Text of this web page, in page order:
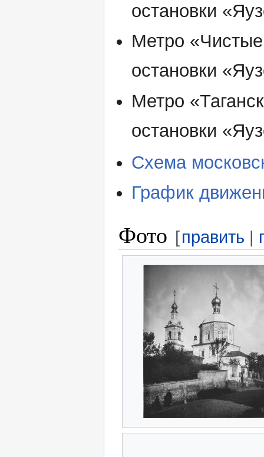
остановки
Метро
остановки
Метро
остановки
Схема
График
Фото [править